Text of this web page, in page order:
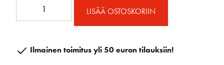
kuusinkertainen
LISÄÄ OSTOSKORIIN
Ilmainen toimitus yli 50 euron tilauksiin!